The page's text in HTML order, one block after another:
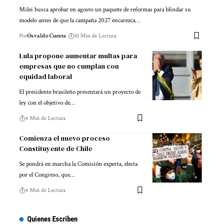
Milei busca aprobar en agosto un paquete de reformas para blindar su
modelo antes de que la campaña 2027 encarezca…
PorOsvaldo Cuesta 10 Min de Lectura
Lula propone aumentar multas para
empresas que no cumplan con
equidad laboral
El presidente brasileño presentará un proyecto de
ley con el objetivo de…
4 Min de Lectura
Comienza el nuevo proceso
Constituyente de Chile
Se pondrá en marcha la Comisión experta, electa
por el Congreso, que…
4 Min de Lectura
Quienes Escriben